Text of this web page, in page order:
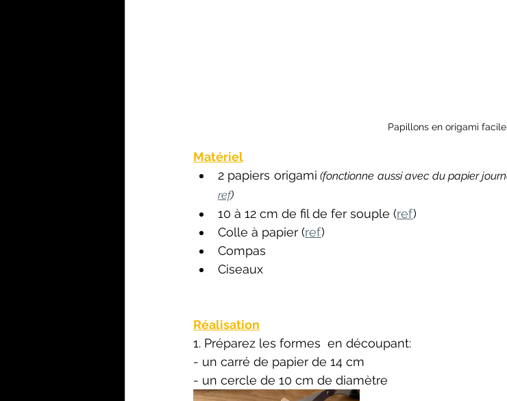
Papillons en origami facile
Matériel
2 papiers origami
ref)
10 à 12 cm de fil de fer souple (ref)
Colle à papier (ref)
Compas
Ciseaux
Réalisation
1. Préparez les formes  en découpant:
- un carré de papier de 14 cm
- un cercle de 10 cm de diamètre